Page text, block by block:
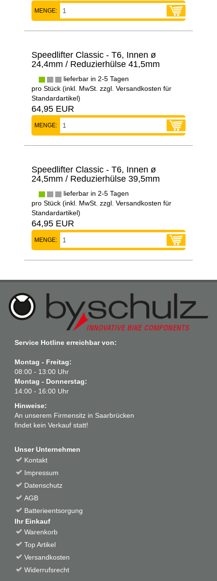
MENGE:
Speedlifter Classic - T6, Innen ø
24,4mm / Reduzierhülse 41,5mm
lieferbar in 2-5 Tagen
pro Stück (inkl. MwSt. zzgl. Versandkosten für
Standardartikel)
64,95 EUR
MENGE:
Speedlifter Classic - T6, Innen ø
24,5mm / Reduzierhülse 39,5mm
lieferbar in 2-5 Tagen
pro Stück (inkl. MwSt. zzgl. Versandkosten für
Standardartikel)
64,95 EUR
MENGE:
Service Hotline erreichbar von:
Montag - Freitag:
08:00 - 13:00 Uhr
Montag - Donnerstag:
14:00 - 16:00 Uhr
Hinweise:
An unserem Firmensitz in Saarbrücken
findet kein Verkauf statt!
Unser Unternehmen
Kontakt
Impressum
Datenschutz
AGB
Batterieentsorgung
Ihr Einkauf
Warenkorb
Top Artikel
Versandkosten
Widerrufsrecht